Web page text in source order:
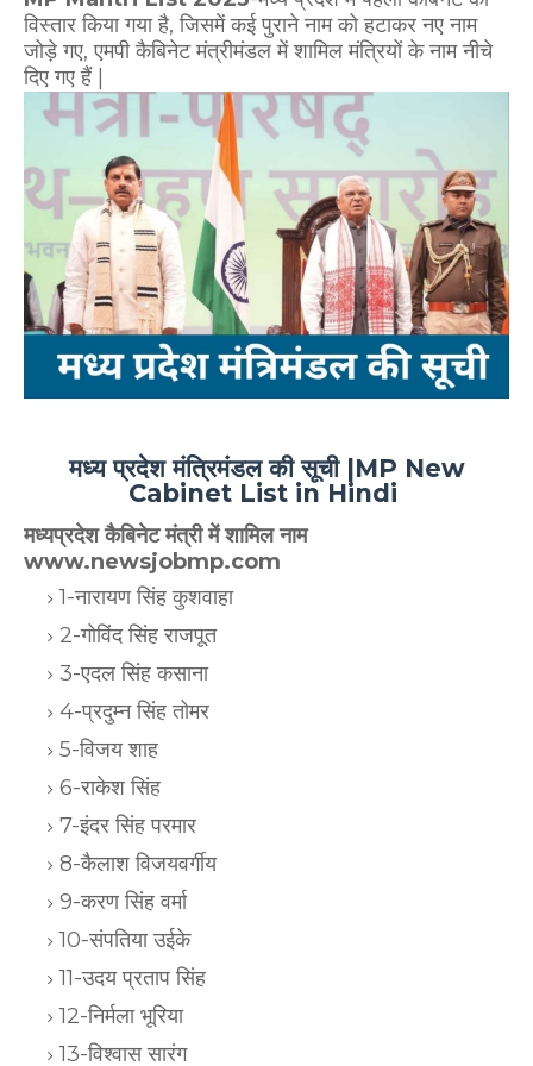
विस्तार किया गया है, जिसमें कई पुराने नाम को हटाकर नए नाम
जोड़े गए, एमपी कैबिनेट मंत्रीमंडल में शामिल मंत्रियों के नाम नीचे
दिए गए हैं |
मध्य प्रदेश मंत्रिमंडल की सूची |MP New
Cabinet List in Hindi
मध्यप्रदेश कैबिनेट मंत्री में शामिल नाम
www.newsjobmp.com
1-नारायण सिंह कुशवाहा
2-गोविंद सिंह राजपूत
3-एदल सिंह कसाना
4-प्रदुम्न सिंह तोमर
5-विजय शाह
6-राकेश सिंह
7-इंदर सिंह परमार
8-कैलाश विजयवर्गीय
9-करण सिंह वर्मा
10-संपतिया उईके
11-उदय प्रताप सिंह
12-निर्मला भूरिया
13-विश्वास सारंग